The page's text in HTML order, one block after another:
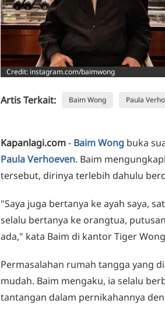
Credit: instagram.com/baimwong
Artis Terkait: Baim Wong Paula
Kapanlagi.com- Baim Wong buka
Paula Verhoeven. Baim
tersebut, dirinya terlebih dahulu
"Saya juga bertanya ke ayah saya,
selalu bertanya ke orangtua,
ada," kata Baim di kantor Tiger
Permasalahan rumah tangga yang
mudah. Baim mengaku, ia selalu
tantangan dalam pernikahannya